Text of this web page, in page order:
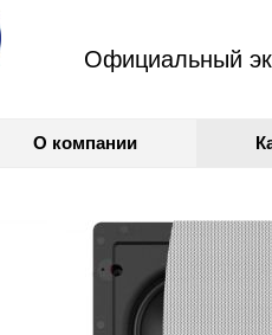
Официальный
О компании